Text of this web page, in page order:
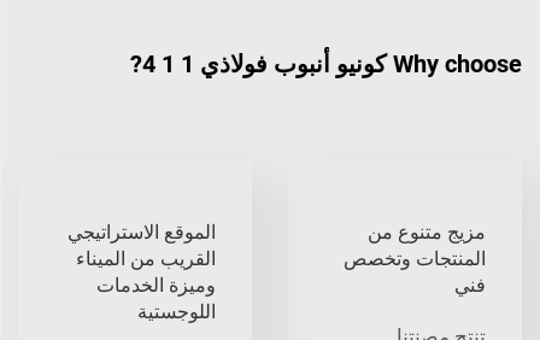
Why choose كونيو أنبوب فولاذي 1 1 4?
مزيج متنوع من
المنتجات وتخصص
فني
الموقع الاستراتيجي
القريب من الميناء
وميزة الخدمات
اللوجستية